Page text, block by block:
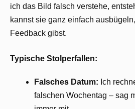
ich das Bild falsch verstehe,
kannst sie ganz einfach
Feedback gibst.
Typische Stolperfallen:
Falsches Datum: Ich
falschen Wochentag – sag